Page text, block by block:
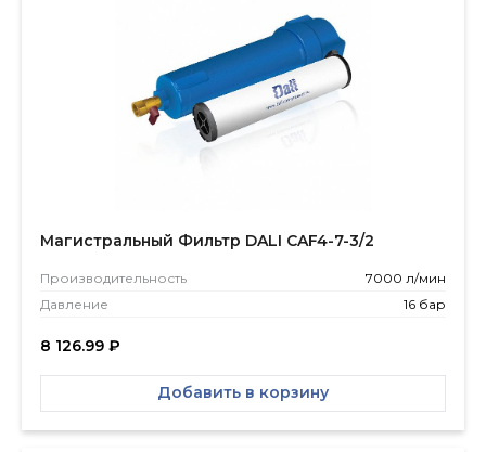
Магистральный Фильтр DALI CAF4-7-3/2
Производитель­ность
7000 л/мин
Давление
16 бар
8 126.99 ₽
Добавить в корзину